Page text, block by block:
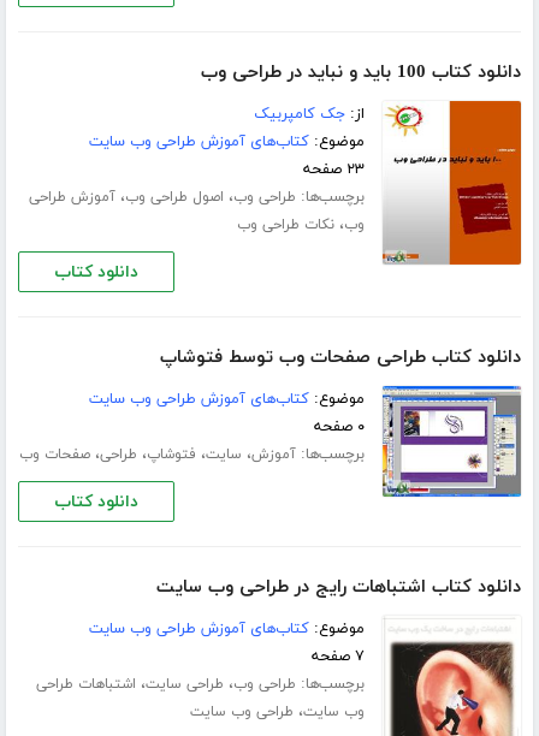
دانلود کتاب 100 باید و نباید در طراحی وب
از:جک کامپربیک
موضوع:کتاب‌های آموزش طراحی وب سایت
۲۳ صفحه
برچسب‌ها: طراحی وب، اصول طراحی وب،آموزش طراحی
وب،نکات طراحی وب
دانلود کتاب
دانلود کتاب طراحی صفحات وب توسط فتوشاپ
موضوع:کتاب‌های آموزش طراحی وب سایت
۰ صفحه
برچسب‌ها:آموزش، سایت، فتوشاپ، طراحی،صفحات وب
دانلود کتاب
دانلود کتاب اشتباهات رایج در طراحی وب سایت
موضوع:کتاب‌های آموزش طراحی وب سایت
۷ صفحه
برچسب‌ها: طراحی وب، طراحی سایت، اشتباهات طراحی
وب سایت، طراحی وب سایت